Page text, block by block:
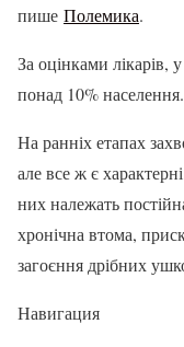
пише Полемика.
За оцінками
понад 10% населення.
На ранніх етапах
але все ж є
них належать
хронічна втома,
загоєння дрібних
Навигация